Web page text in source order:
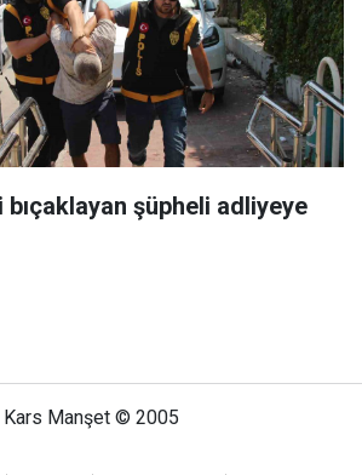
bıçaklayan şüpheli adliyeye
Kars Manşet © 2005